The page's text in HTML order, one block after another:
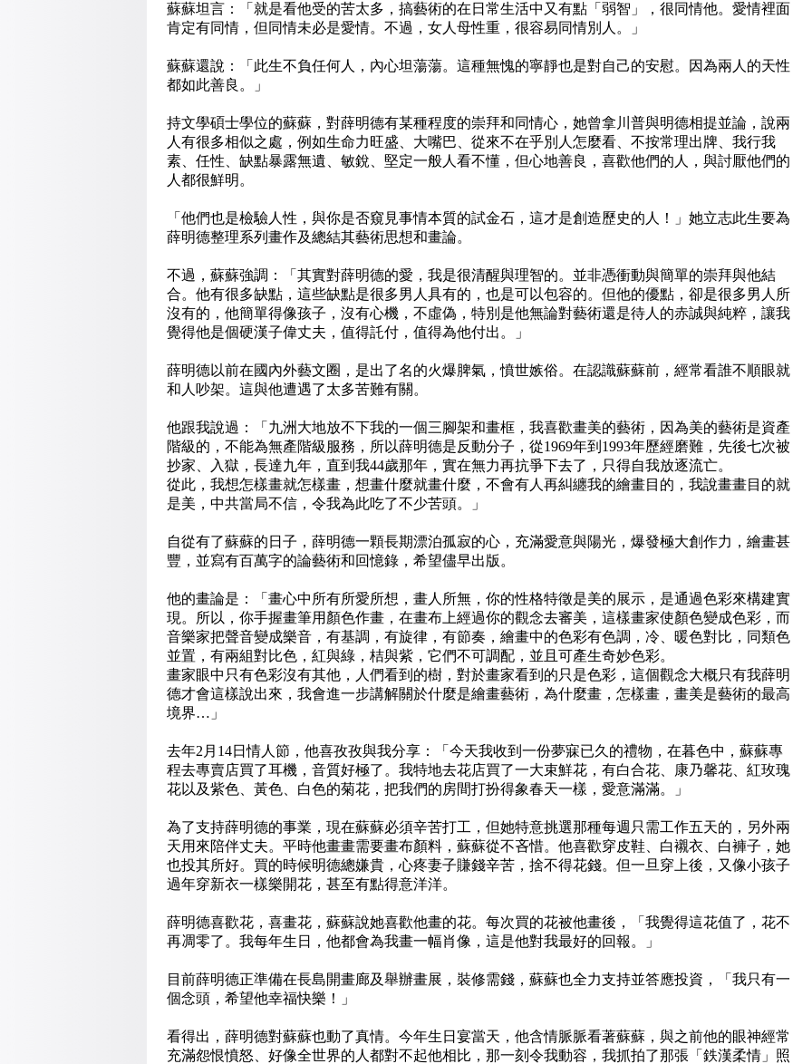
蘇蘇坦言：「就是看他受的苦太多，搞藝術的在日常生活中又有點「弱智」，很同情他。愛情裡面
肯定有同情，但同情未必是愛情。不過，女人母性重，很容易同情別人。」
蘇蘇還說：「此生不負任何人，內心坦蕩蕩。這種無愧的寧靜也是對自己的安慰。因為兩人的天性
都如此善良。」
持文學碩士學位的蘇蘇，對薛明德有某種程度的崇拜和同情心，她曾拿川普與明德相提並論，說兩
人有很多相似之處，例如生命力旺盛、大嘴巴、從來不在乎別人怎麼看、不按常理出牌、我行我
素、任性、缺點暴露無遺、敏銳、堅定一般人看不懂，但心地善良，喜歡他們的人，與討厭他們的
人都很鮮明。
「他們也是檢驗人性，與你是否窺見事情本質的試金石，這才是創造歷史的人！」她立志此生要為
薛明德整理系列畫作及總結其藝術思想和畫論。
不過，蘇蘇強調：「其實對薛明德的愛，我是很清醒與理智的。並非憑衝動與簡單的崇拜與他結
合。他有很多缺點，這些缺點是很多男人具有的，也是可以包容的。但他的優點，卻是很多男人所
沒有的，他簡單得像孩子，沒有心機，不虛偽，特別是他無論對藝術還是待人的赤誠與純粹，讓我
覺得他是個硬漢子偉丈夫，值得託付，值得為他付出。」
薛明德以前在國內外藝文圈，是出了名的火爆脾氣，憤世嫉俗。在認識蘇蘇前，經常看誰不順眼就
和人吵架。這與他遭遇了太多苦難有關。
他跟我說過：「九洲大地放不下我的一個三腳架和畫框，我喜歡畫美的藝術，因為美的藝術是資產
階級的，不能為無產階級服務，所以薛明德是反動分子，從1969年到1993年歷經磨難，先後七次被
抄家、入獄，長達九年，直到我44歲那年，實在無力再抗爭下去了，只得自我放逐流亡。
從此，我想怎樣畫就怎樣畫，想畫什麼就畫什麼，不會有人再糾纏我的繪畫目的，我說畫畫目的就
是美，中共當局不信，令我為此吃了不少苦頭。」
自從有了蘇蘇的日子，薛明德一顆長期漂泊孤寂的心，充滿愛意與陽光，爆發極大創作力，繪畫甚
豐，並寫有百萬字的論藝術和回憶錄，希望儘早出版。
他的畫論是：「畫心中所有所愛所想，畫人所無，你的性格特徵是美的展示，是通過色彩來構建實
現。所以，你手握畫筆用顏色作畫，在畫布上經過你的觀念去審美，這樣畫家使顏色變成色彩，而
音樂家把聲音變成樂音，有基調，有旋律，有節奏，繪畫中的色彩有色調，冷、暖色對比，同類色
並置，有兩組對比色，紅與綠，桔與紫，它們不可調配，並且可產生奇妙色彩。
畫家眼中只有色彩沒有其他，人們看到的樹，對於畫家看到的只是色彩，這個觀念大概只有我薛明
德才會這樣說出來，我會進一步講解關於什麼是繪畫藝術，為什麼畫，怎樣畫，畫美是藝術的最高
境界…」
去年2月14日情人節，他喜孜孜與我分享：「今天我收到一份夢寐已久的禮物，在暮色中，蘇蘇專
程去專賣店買了耳機，音質好極了。我特地去花店買了一大束鮮花，有白合花、康乃馨花、紅玫瑰
花以及紫色、黃色、白色的菊花，把我們的房間打扮得象春天一樣，愛意滿滿。」
為了支持薛明德的事業，現在蘇蘇必須辛苦打工，但她特意挑選那種每週只需工作五天的，另外兩
天用來陪伴丈夫。平時他畫畫需要畫布顏料，蘇蘇從不吝惜。他喜歡穿皮鞋、白襯衣、白褲子，她
也投其所好。買的時候明德總嫌貴，心疼妻子賺錢辛苦，捨不得花錢。但一旦穿上後，又像小孩子
過年穿新衣一樣樂開花，甚至有點得意洋洋。
薛明德喜歡花，喜畫花，蘇蘇說她喜歡他畫的花。每次買的花被他畫後，「我覺得這花值了，花不
再凋零了。我每年生日，他都會為我畫一幅肖像，這是他對我最好的回報。」
目前薛明德正準備在長島開畫廊及舉辦畫展，裝修需錢，蘇蘇也全力支持並答應投資，「我只有一
個念頭，希望他幸福快樂！」
看得出，薛明德對蘇蘇也動了真情。今年生日宴當天，他含情脈脈看著蘇蘇，與之前他的眼神經常
充滿怨恨憤怒、好像全世界的人都對不起他相比，那一刻令我動容，我抓拍了那張「鉄漢柔情」照